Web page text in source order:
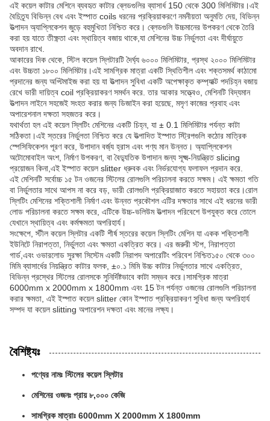
এই কয়েল কাটার মেশিনে ব্যবহৃত কাটার ব্লেডগুলির ব্যাসার্ধ 150 থেকে 300 মিলিমিটার।এই
বৈচিত্র্য বিভিন্ন বেধ এবং ইস্পাত coils ধরনের প্রক্রিয়াকরণে নমনীয়তা অনুমতি দেয়, বিভিন্ন
উত্পাদন অ্যাপ্লিকেশন জুড়ে বহুমুখিতা নিশ্চিত করে। ব্লেডগুলি উচ্চমানের উপকরণ থেকে তৈরি
করা হয় যাতে তীক্ষ্ণতা এবং স্থায়িত্ব বজায় থাকে,যা মেশিনের উচ্চ নির্ভুলতা এবং দীর্ঘায়ুতে
অবদান রাখে.
আকারের দিক থেকে, স্টিল কয়েল স্লিটারটি দৈর্ঘ্য ৬০০০ মিলিমিটার, প্রস্থ ২০০০ মিলিমিটার
এবং উচ্চতা ১৮০০ মিলিমিটার।এই সামগ্রিক মাত্রা একটি স্থিতিশীল এবং শক্তসমর্থ কাঠামো
প্রদানের জন্য অপ্টিমাইজ করা হয় যা উত্পাদন সুবিধা একটি অপেক্ষাকৃত কম্প্যাক্ট পদচিহ্ন বজায়
রেখে ভারী দায়িত্ব coil প্রক্রিয়াকরণ সমর্থন করে. তার আকার সত্ত্বেও, মেশিনটি বিদ্যমান
উত্পাদন লাইনে সহজেই সংহত করার জন্য ডিজাইন করা হয়েছে, মসৃণ কাজের প্রবাহ এবং
অপারেশনাল দক্ষতা সহজতর করে।
যথার্থতা হল এই কয়েল স্লিটিং মেশিনের একটি চিহ্ন, যা ± 0.1 মিলিমিটার পর্যন্ত কাটা
সঠিকতা।এই স্তরের নির্ভুলতা নিশ্চিত করে যে উত্পাদিত ইস্পাত স্ট্রিপগুলি কঠোর মাত্রিক
স্পেসিফিকেশন পূরণ করে, উপাদান বর্জ্য হ্রাস এবং পণ্য মান উন্নত। অ্যাপ্লিকেশন
অটোমোবাইল অংশ, নির্মাণ উপকরণ, বা বৈদ্যুতিক উপাদান জন্য সূক্ষ্ম-নিয়ন্ত্রিত slicing
প্রয়োজন কিনা,এই ইস্পাত কয়েল slitter ধ্রুবক এবং নির্ভরযোগ্য ফলাফল প্রদান করে.
এই মেশিনটি সর্বোচ্চ ১৫ টন ওজনের স্টিলের রোলগুলি পরিচালনা করতে সক্ষম। এই ক্ষমতা গতি
বা নির্ভুলতার সাথে আপস না করে বড়, ভারী রোলগুলি প্রক্রিয়াজাত করতে সহায়তা করে।রোল
স্লিটিং মেশিনের শক্তিশালী নির্মাণ এবং উন্নত প্রকৌশল এটির দক্ষতার সাথে এই ধরনের ভারী
লোড পরিচালনা করতে সক্ষম করে, এটিকে উচ্চ-ভলিউম উত্পাদন পরিবেশে উপযুক্ত করে তোলে
যেখানে স্থায়িত্ব এবং কর্মক্ষমতা অপরিহার্য।
সংক্ষেপে, স্টীল কয়েল স্লিটার একটি শীর্ষ স্তরের কয়েল স্লিটিং মেশিন যা একক শক্তিশালী
ইউনিটে নিরাপত্তা, নির্ভুলতা এবং ক্ষমতা একত্রিত করে। এর জরুরী স্টপ, নিরাপত্তা
গার্ড,এবং ওভারলোড সুরক্ষা সিস্টেম একটি নিরাপদ অপারেটিং পরিবেশ নিশ্চিত১৫০ থেকে ৩০০
মিমি ব্যাসার্ধের নিয়ন্ত্রিত কাটার ফলক, ±০.১ মিমি উচ্চ কাটার নির্ভুলতার সাথে একত্রিত,
বিভিন্ন প্রস্থের স্টিলের রোলসকে সুনির্দিষ্টভাবে কাটা সম্ভব করে।সামগ্রিক মাত্রা
6000mm x 2000mm x 1800mm এবং 15 টন পর্যন্ত ওজনের রোলগুলি পরিচালনা
করার ক্ষমতা, এই ইস্পাত কয়েল slitter কোন ইস্পাত প্রক্রিয়াকরণ সুবিধা জন্য অপরিহার্য
সম্পদ যা কয়েল slitting অপারেশন দক্ষতা এবং মানের লক্ষ্য।
বৈশিষ্ট্যঃ
পণ্যের নামঃ স্টিলের কয়েল স্লিটার
মেশিনের ওজনঃ প্রায় ৮,০০০ কেজি
সামগ্রিক মাত্রাঃ 6000mm X 2000mm X 1800mm